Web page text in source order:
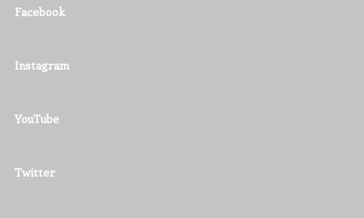
Facebook
Instagram
YouTube
Twitter